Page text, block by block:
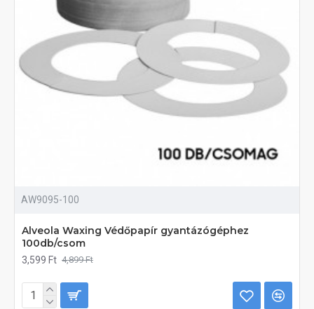
AW9095-100
Alveola Waxing Védőpapír gyantázógéphez
100db/csom
3,599 Ft 4,899 Ft